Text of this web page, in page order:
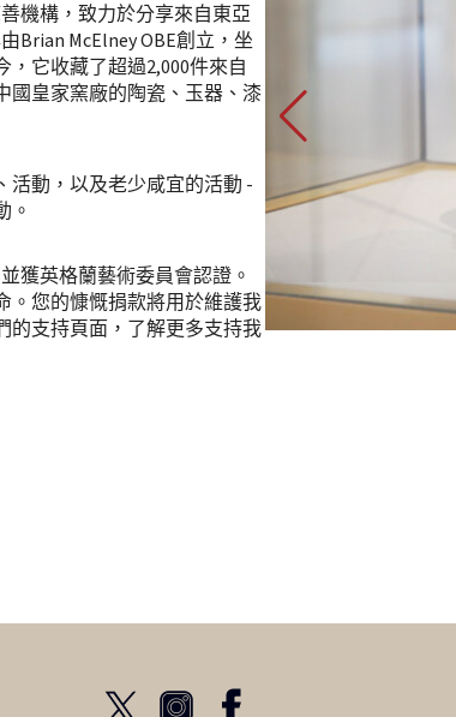
機構，致力於分享來自東亞
Brian McElney OBE創立，坐
它收藏了超過2,000件來自
國皇家窯廠的陶瓷、玉器、漆
活動，以及老少咸宜的活動 -
。
獲英格蘭藝術委員會認證。
。您的慷慨捐款將用於維護我
的支持頁面，了解更多支持我